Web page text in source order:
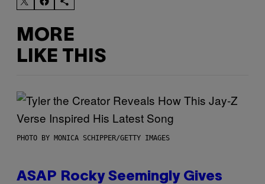
MORE
LIKE THIS
PHOTO BY MONICA SCHIPPER/GETTY IMAGES
ASAP Rocky Seemingly Gives